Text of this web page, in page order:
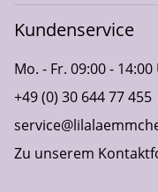
Kundenservice
Mo. - Fr. 09:00 -
+49 (0) 30 644 77 455
Zu unserem